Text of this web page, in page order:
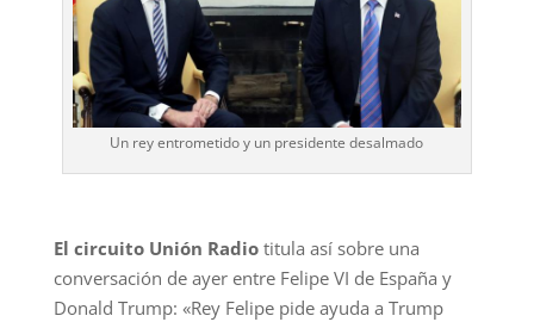
Un rey entrometido y un presidente desalmado
El circuito Unión Radiotitula así sobre una
conversación de ayer entre Felipe VI de España y
Donald Trump: «Rey Felipe pide ayuda a Trump